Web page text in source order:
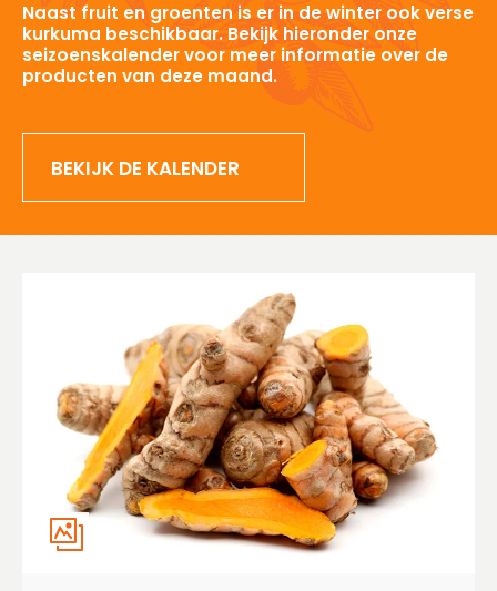
Naast fruit en groenten is er in de winter ook verse
kurkuma beschikbaar. Bekijk hieronder onze
seizoenskalender voor meer informatie over de
producten van deze maand.
BEKIJK DE KALENDER